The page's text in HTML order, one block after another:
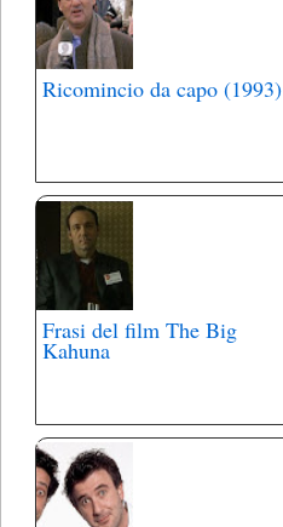
Ricomincio da capo (1993)
Frasi del film The Big
Kahuna